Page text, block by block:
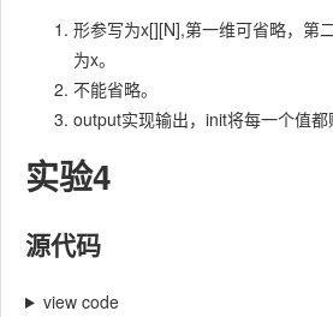
形参写为x[][N],第一维可省略，第
为x。
不能省略。
output实现输出，init将每一个值都
实验4
源代码
view code